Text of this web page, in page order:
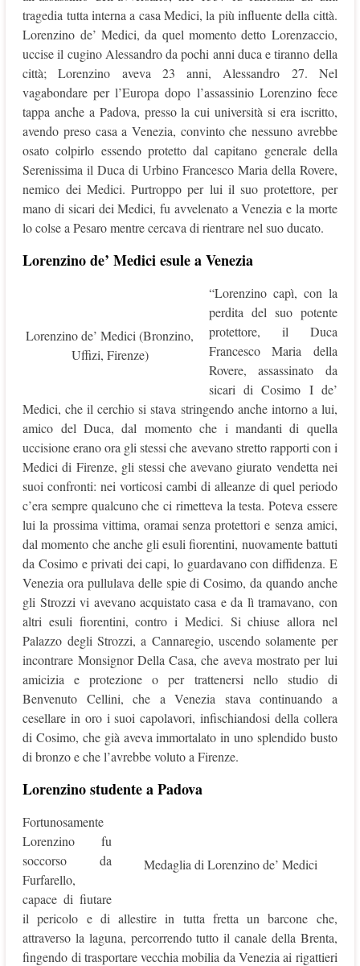
tragedia tutta interna a casa Medici, la più influente della città.
Lorenzino de’ Medici, da quel momento detto Lorenzaccio,
uccise il cugino Alessandro da pochi anni duca e tiranno della
città; Lorenzino aveva 23 anni, Alessandro 27. Nel
vagabondare per l’Europa dopo l’assassinio Lorenzino fece
tappa anche a Padova, presso la cui università si era iscritto,
avendo preso casa a Venezia, convinto che nessuno avrebbe
osato colpirlo essendo protetto dal capitano generale della
Serenissima il Duca di Urbino Francesco Maria della Rovere,
nemico dei Medici. Purtroppo per lui il suo protettore, per
mano di sicari dei Medici, fu avvelenato a Venezia e la morte
lo colse a Pesaro mentre cercava di rientrare nel suo ducato.
Lorenzino de’ Medici esule a Venezia
Lorenzino de’ Medici (Bronzino,
Uffizi, Firenze)
“Lorenzino capì, con la
perdita del suo potente
protettore, il Duca
Francesco Maria della
Rovere, assassinato da
sicari di Cosimo I de’
Medici, che il cerchio si stava stringendo anche intorno a lui,
amico del Duca, dal momento che i mandanti di quella
uccisione erano ora gli stessi che avevano stretto rapporti con i
Medici di Firenze, gli stessi che avevano giurato vendetta nei
suoi confronti: nei vorticosi cambi di alleanze di quel periodo
c’era sempre qualcuno che ci rimetteva la testa. Poteva essere
lui la prossima vittima, oramai senza protettori e senza amici,
dal momento che anche gli esuli fiorentini, nuovamente battuti
da Cosimo e privati dei capi, lo guardavano con diffidenza. E
Venezia ora pullulava delle spie di Cosimo, da quando anche
gli Strozzi vi avevano acquistato casa e da lì tramavano, con
altri esuli fiorentini, contro i Medici. Si chiuse allora nel
Palazzo degli Strozzi, a Cannaregio, uscendo solamente per
incontrare Monsignor Della Casa, che aveva mostrato per lui
amicizia e protezione o per trattenersi nello studio di
Benvenuto Cellini, che a Venezia stava continuando a
cesellare in oro i suoi capolavori, infischiandosi della collera
di Cosimo, che già aveva immortalato in uno splendido busto
di bronzo e che l’avrebbe voluto a Firenze.
Lorenzino studente a Padova
Medaglia di Lorenzino de’ Medici
Fortunosamente
Lorenzino fu
soccorso da
Furfarello,
capace di fiutare
il pericolo e di allestire in tutta fretta un barcone che,
attraverso la laguna, percorrendo tutto il canale della Brenta,
fingendo di trasportare vecchia mobilia da Venezia ai rigattieri